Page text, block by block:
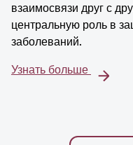
взаимосвязи друг с
центральную роль в
заболеваний.
Узнать больше